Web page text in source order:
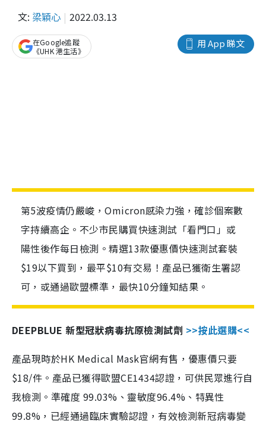
文: 梁穎心 2022.03.13
用 App 睇文
在Google追蹤
《UHK 港生活》
第5波疫情仍嚴峻，Omicron感染力強，確診個案數
字持續高企。不少市民購買快速測試「看門口」或
陽性後作每日檢測。精選13款優惠價快速測試套裝
$19以下買到，最平$10有交易！產品已獲衛生署認
可，或通過歐盟標準，最快10分鐘知結果。
DEEPBLUE 新型冠狀病毒抗原檢測試劑 >>按此選購<<
產品現時於HK Medical Mask官網有售，優惠價只要
$18/件。產品已獲得歐盟CE1434認證，可供民眾進行自
我檢測。準確度 99.03%、靈敏度96.4%、特異性
99.8%，已經通過臨床實驗認證，有效檢測新冠病毒變